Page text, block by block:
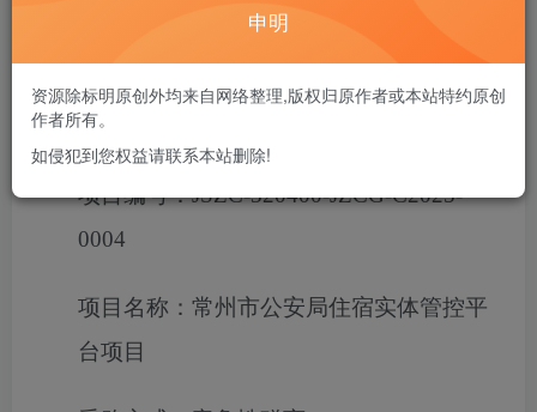
（北京时间）前提交响应文
项目编号：JSZC-320400-JZCG-C2025-
0004
项目名称： 常州市公安局住宿实体管控平
台项目
申明
资源除标明原创外均来自网络整理,版权归原作者或本站特约原创
作者所有。
如侵犯到您权益请联系本站删除!